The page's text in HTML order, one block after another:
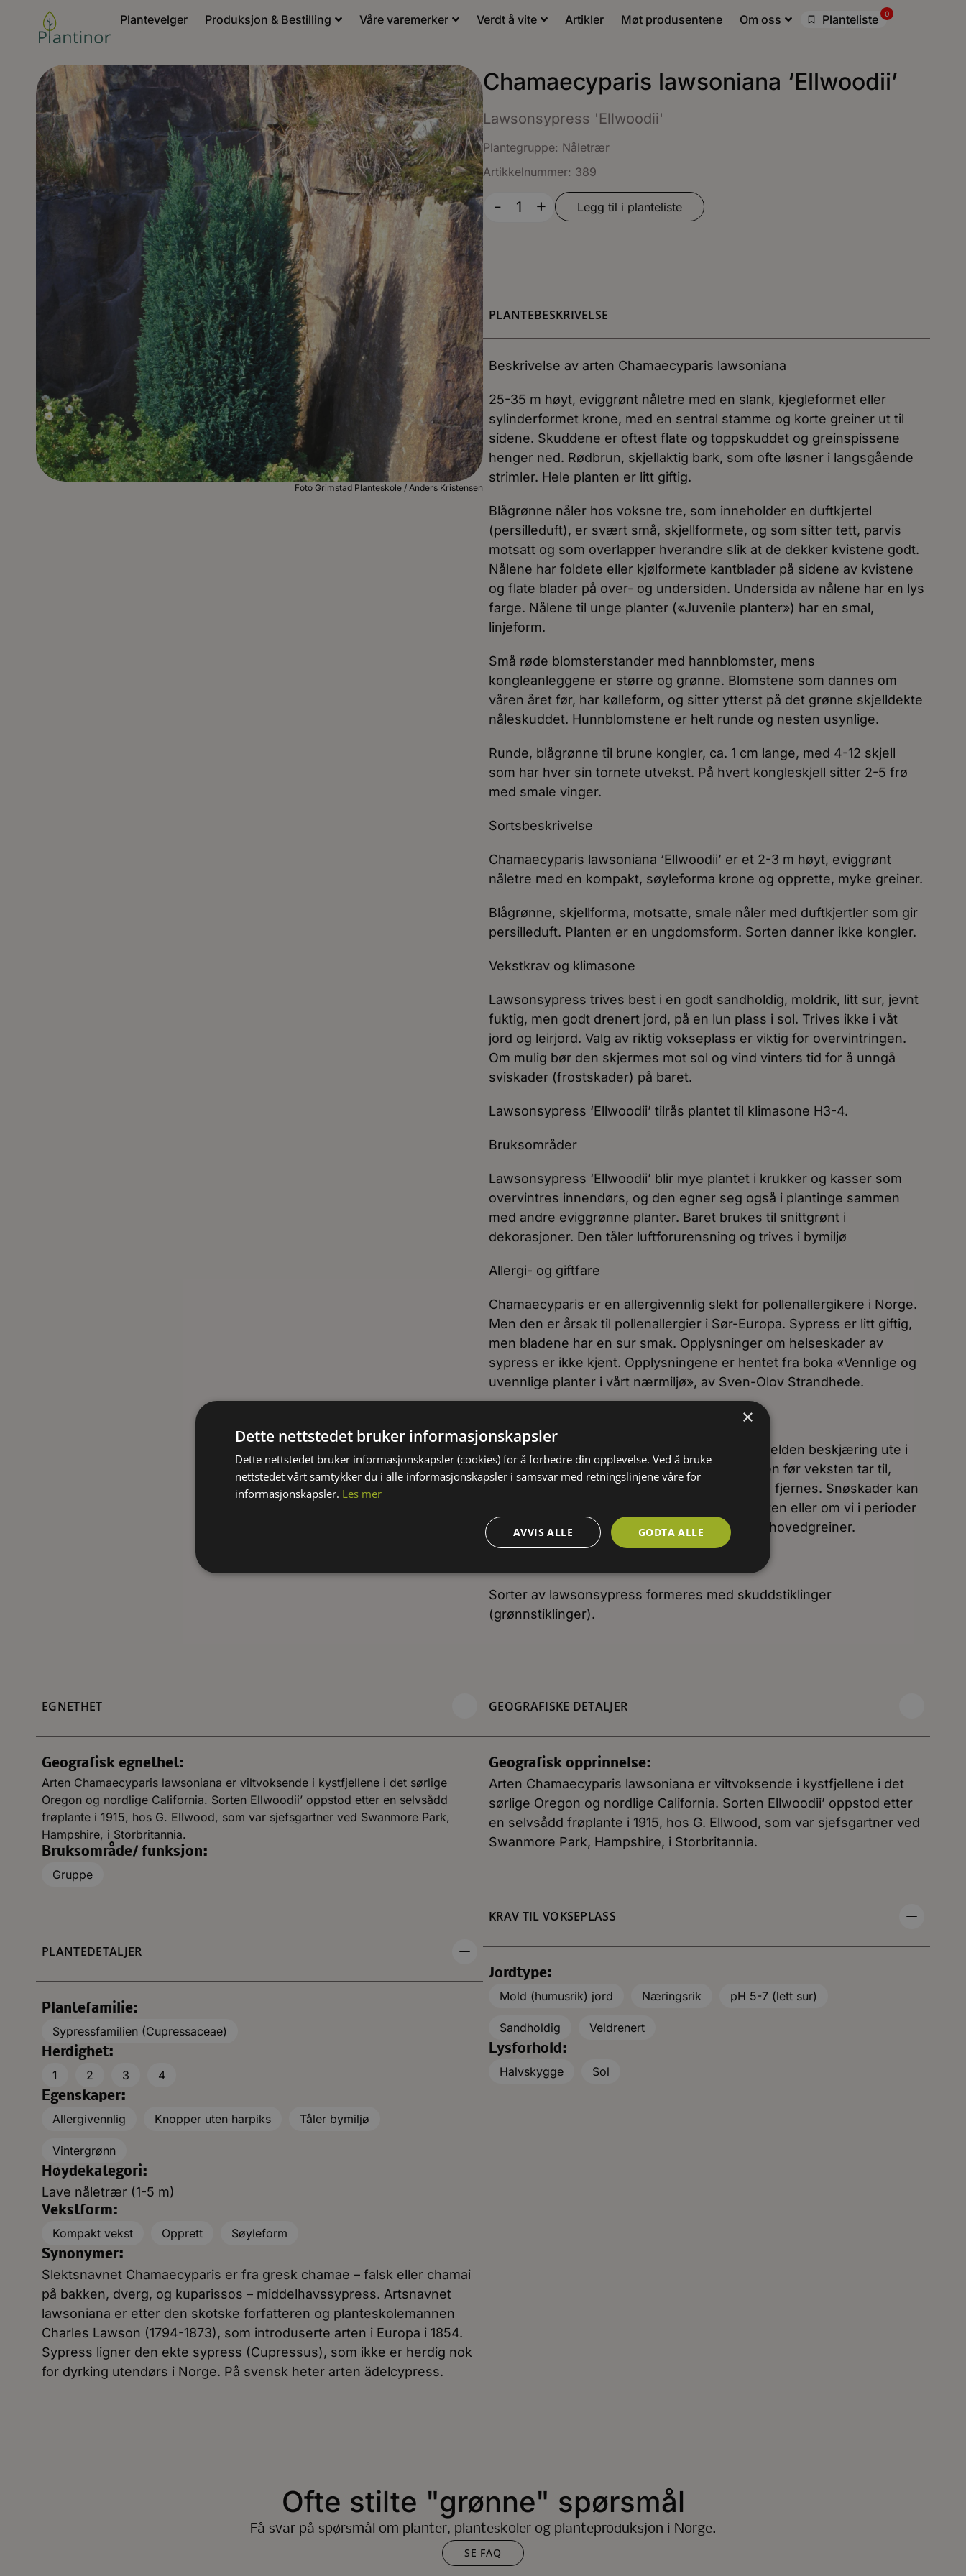
Plantevelger Produksjon & Bestilling Våre varemerker Verdt å vite Artikler Møt produsentene Om oss Planteliste 0
Foto Grimstad Planteskole / Anders Kristensen
Chamaecyparis lawsoniana ‘Ellwoodii’
Lawsonsypress 'Ellwoodii'
Plantegruppe: Nåletrær
Artikkelnummer: 389
- + Legg til i planteliste
PLANTEBESKRIVELSE
Beskrivelse av arten Chamaecyparis lawsoniana
25-35 m høyt, eviggrønt nåletre med en slank, kjegleformet eller
sylinderformet krone, med en sentral stamme og korte greiner ut til
sidene. Skuddene er oftest flate og toppskuddet og greinspissene
henger ned. Rødbrun, skjellaktig bark, som ofte løsner i langsgående
strimler. Hele planten er litt giftig.
Blågrønne nåler hos voksne tre, som inneholder en duftkjertel
(persilleduft), er svært små, skjellformete, og som sitter tett, parvis
motsatt og som overlapper hverandre slik at de dekker kvistene godt.
Nålene har foldete eller kjølformete kantblader på sidene av kvistene
og flate blader på over- og undersiden. Undersida av nålene har en lys
farge. Nålene til unge planter («Juvenile planter») har en smal,
linjeform.
Små røde blomsterstander med hannblomster, mens
kongleanleggene er større og grønne. Blomstene som dannes om
våren året før, har kølleform, og sitter ytterst på det grønne skjelldekte
nåleskuddet. Hunnblomstene er helt runde og nesten usynlige.
Runde, blågrønne til brune kongler, ca. 1 cm lange, med 4-12 skjell
som har hver sin tornete utvekst. På hvert kongleskjell sitter 2-5 frø
med smale vinger.
Sortsbeskrivelse
Chamaecyparis lawsoniana ‘Ellwoodii’ er et 2-3 m høyt, eviggrønt
nåletre med en kompakt, søyleforma krone og opprette, myke greiner.
Blågrønne, skjellforma, motsatte, smale nåler med duftkjertler som gir
persilleduft. Planten er en ungdomsform. Sorten danner ikke kongler.
Vekstkrav og klimasone
Lawsonsypress trives best i en godt sandholdig, moldrik, litt sur, jevnt
fuktig, men godt drenert jord, på en lun plass i sol. Trives ikke i våt
jord og leirjord. Valg av riktig vokseplass er viktig for overvintringen.
Om mulig bør den skjermes mot sol og vind vinters tid for å unngå
sviskader (frostskader) på baret.
Lawsonsypress ‘Ellwoodii’ tilrås plantet til klimasone H3-4.
Bruksområder
Lawsonsypress ‘Ellwoodii’ blir mye plantet i krukker og kasser som
overvintres innendørs, og den egner seg også i plantinge sammen
med andre eviggrønne planter. Baret brukes til snittgrønt i
dekorasjoner. Den tåler luftforurensning og trives i bymiljø
Allergi- og giftfare
Chamaecyparis er en allergivennlig slekt for pollenallergikere i Norge.
Men den er årsak til pollenallergier i Sør-Europa. Sypress er litt giftig,
men bladene har en sur smak. Opplysninger om helseskader av
sypress er ikke kjent. Opplysningene er hentet fra boka «Vennlige og
uvennlige planter i vårt nærmiljø», av Sven-Olov Strandhede.
Chamaecyparis trenger i praksis ingen eller sjelden beskjæring ute i
våre grøntanlegg. Hekker bør klippes om våren før veksten tar til,
samtidig med at skadde greiner etter vinteren fjernes. Snøskader kan
unngås om plantene bindes sammen om høsten eller om vi i perioder
med mye tung, fuktig snø, rister av snøen på hovedgreiner.
Sorter av lawsonsypress formeres med skuddstiklinger
(grønnstiklinger).
EGNETHET
Geografisk egnethet:
Arten Chamaecyparis lawsoniana er viltvoksende i kystfjellene i det sørlige
Oregon og nordlige California. Sorten Ellwoodii’ oppstod etter en selvsådd
frøplante i 1915, hos G. Ellwood, som var sjefsgartner ved Swanmore Park,
Hampshire, i Storbritannia.
Bruksområde/ funksjon:
Gruppe
PLANTEDETALJER
Plantefamilie:
Sypressfamilien (Cupressaceae)
Herdighet:
1
2 3
4
Egenskaper:
Allergivennlig
Knopper uten harpiks Tåler bymiljø
Vintergrønn
Høydekategori:
Lave nåletrær (1-5 m)
Vekstform:
Kompakt vekst
Opprett
Søyleform
Synonymer:
Slektsnavnet Chamaecyparis er fra gresk chamae – falsk eller chamai
på bakken, dverg, og kuparissos – middelhavssypress. Artsnavnet
lawsoniana er etter den skotske forfatteren og planteskolemannen
Charles Lawson (1794-1873), som introduserte arten i Europa i 1854.
Sypress ligner den ekte sypress (Cupressus), som ikke er herdig nok
for dyrking utendørs i Norge. På svensk heter arten ädelcypress.
GEOGRAFISKE DETALJER
Geografisk opprinnelse:
Arten Chamaecyparis lawsoniana er viltvoksende i kystfjellene i det
sørlige Oregon og nordlige California. Sorten Ellwoodii’ oppstod etter
en selvsådd frøplante i 1915, hos G. Ellwood, som var sjefsgartner ved
Swanmore Park, Hampshire, i Storbritannia.
KRAV TIL VOKSEPLASS
Jordtype:
Mold (humusrik) jord
Næringsrik pH 5-7 (lett sur)
Sandholdig
Veldrenert
Lysforhold:
Halvskygge
Sol
Ofte stilte "grønne" spørsmål
Få svar på spørsmål om planter, planteskoler og planteproduksjon i Norge.
SE FAQ
×
Dette nettstedet bruker informasjonskapsler
Dette nettstedet bruker informasjonskapsler (cookies) for å forbedre din opplevelse. Ved å bruke
nettstedet vårt samtykker du i alle informasjonskapsler i samsvar med retningslinjene våre for
informasjonskapsler. Les mer
GODTA ALLE
AVVIS ALLE